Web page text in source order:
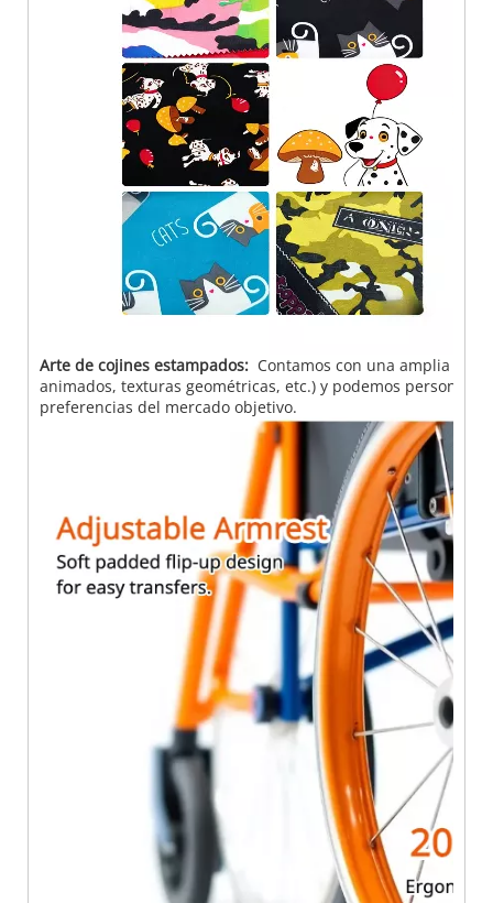
Arte de cojines estampados: Contamos con una amplia
animados, texturas geométricas, etc.) y podemos
preferencias del mercado objetivo.